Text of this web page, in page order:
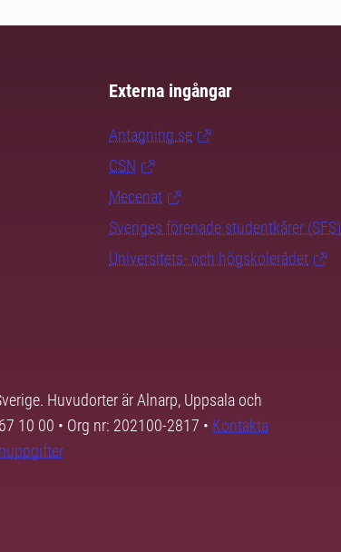
Externa ingångar
Antagning.se
CSN
Mecenat
Sveriges förenade studentkårer (SFS)
Universitets- och högskolerådet
Huvudorter är Alnarp, Uppsala och
10 00 • Org nr: 202100-2817 • Kontakta